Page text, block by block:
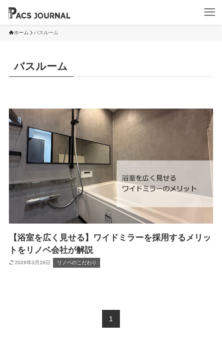
ホーム バスルーム
バスルーム
【浴室を広く見せる】ワイドミラーを採用するメリッ
トをリノベ会社が解説
2026年3月16日 リノベのこだわり
1